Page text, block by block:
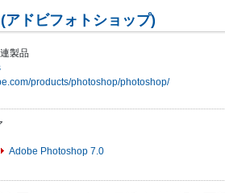
ドビフォトショップ)
製品
products/photoshop/photoshop/
Adobe Photoshop 7.0